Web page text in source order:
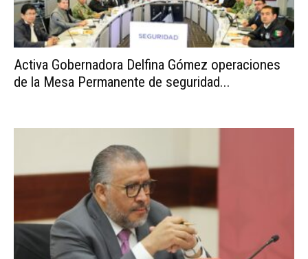
Activa Gobernadora Delfina Gómez operaciones
de la Mesa Permanente de seguridad...